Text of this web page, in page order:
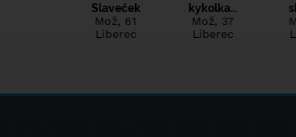
Slaveček
Mož, 61
Liberec
kykolka…
Mož, 37
Liberec